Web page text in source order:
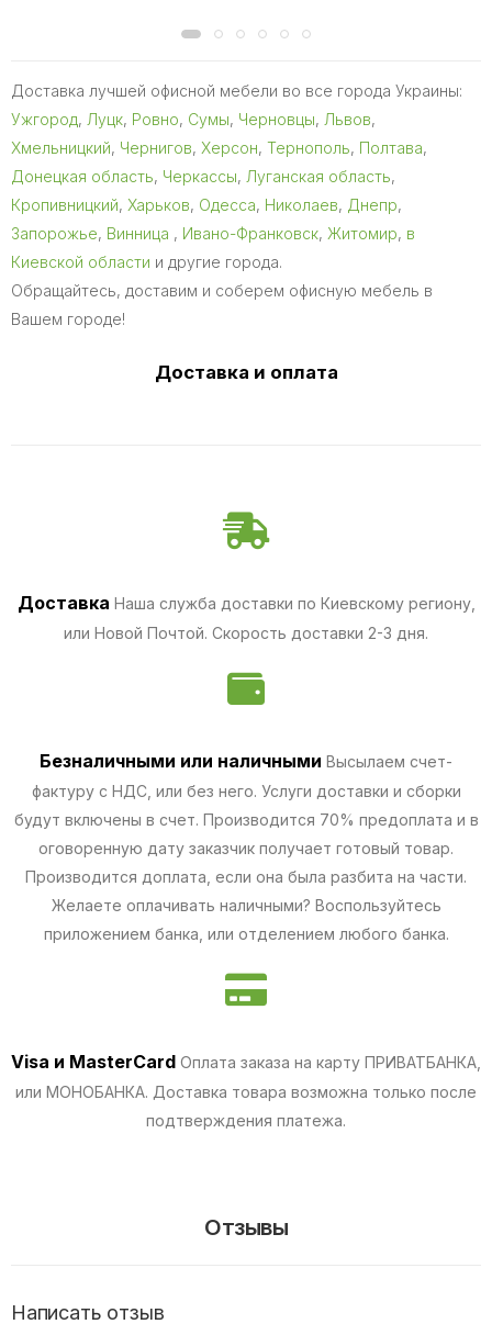
Доставка лучшей офисной мебели во все города Украины:
Ужгород, Луцк, Ровно, Сумы, Черновцы, Львов,
Хмельницкий, Чернигов, Херсон, Тернополь, Полтава,
Донецкая область, Черкассы, Луганская область,
Кропивницкий, Харьков, Одесса, Николаев, Днепр,
Запорожье, Винница , Ивано-Франковск, Житомир, в
Киевской области и другие города.
Обращайтесь, доставим и соберем офисную мебель в
Вашем городе!
Доставка и оплата
Доставка Наша служба доставки по Киевскому региону,
или Новой Почтой. Скорость доставки 2-3 дня.
Безналичными или наличными Высылаем счет-
фактуру с НДС, или без него. Услуги доставки и сборки
будут включены в счет. Производится 70% предоплата и в
оговоренную дату заказчик получает готовый товар.
Производится доплата, если она была разбита на части.
Желаете оплачивать наличными? Воспользуйтесь
приложением банка, или отделением любого банка.
Visa и MasterCard Оплата заказа на карту ПРИВАТБАНКА,
или МОНОБАНКА. Доставка товара возможна только после
подтверждения платежа.
Отзывы
Написать отзыв